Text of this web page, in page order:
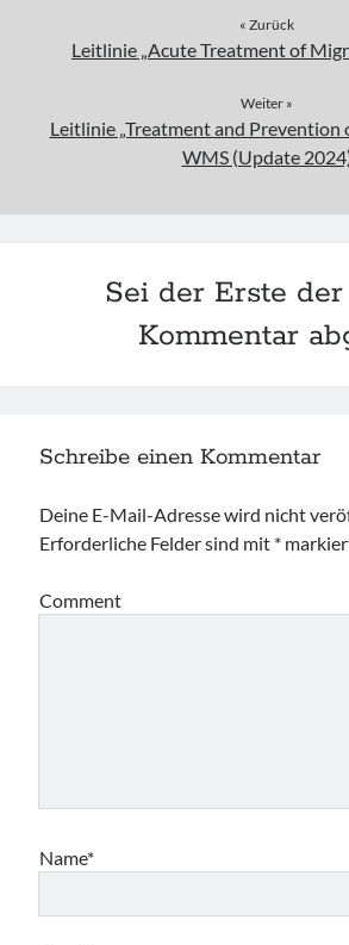
« Zurück
Leitlinie „Acute Treatment of
Weiter »
Leitlinie „Treatment and Prevention
WMS (Update
Sei der Erste
Kommentar
Schreibe einen Kommentar
Deine E-Mail-Adresse wird nicht
Erforderliche Felder sind mit *
Comment
Name*